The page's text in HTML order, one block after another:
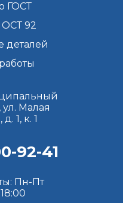
Пн-Пт
Малая
1, к. 1
ГОСТ
92
деталей
92-41